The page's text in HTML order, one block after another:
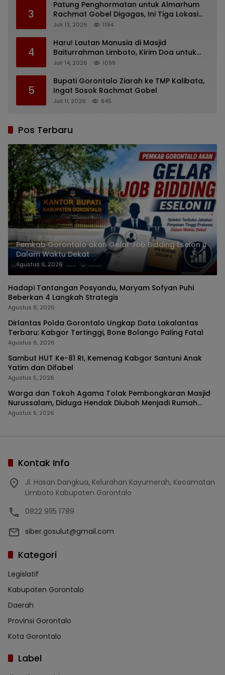
3
Patung Penghormatan untuk Almarhum
Rachmat Gobel Digagas, Ini Tiga Lokasi
yang Diusulkan
Juli 13, 2026 1194
4
Haru! Lautan Manusia di Masjid
Baiturrahman Limboto, Kirim Doa untuk
Almarhum Rachmat Gobel
Juli 14, 2026 1099
5
Bupati Gorontalo Ziarah ke TMP Kalibata,
Ingat Sosok Rachmat Gobel
Juli 11, 2026 845
Pos Terbaru
Pemkab Gorontalo akan Gelar Job Bidding Eselon II
Dalam Waktu Dekat
Agustus 6, 2026
Hadapi Tantangan Posyandu, Maryam Sofyan Puhi
Beberkan 4 Langkah Strategis
Agustus 6, 2026
Dirlantas Polda Gorontalo Ungkap Data Lakalantas
Terbaru: Kabgor Tertinggi, Bone Bolango Paling Fatal
Agustus 6, 2026
Sambut HUT Ke-81 RI, Kemenag Kabgor Santuni Anak
Yatim dan Difabel
Agustus 5, 2026
Warga dan Tokoh Agama Tolak Pembongkaran Masjid
Nurussalam, Diduga Hendak Diubah Menjadi Rumah
Tinggal
Agustus 5, 2026
Kontak Info
Jl. Hasan Dangkua, Kelurahan Kayumerah, Kecamatan
Limboto Kabupaten Gorontalo
0822 9115 1789
siber.gosulut@gmail.com
Kategori
Legislatif
Kabupaten Gorontalo
Daerah
Provinsi Gorontalo
Kota Gorontalo
Label